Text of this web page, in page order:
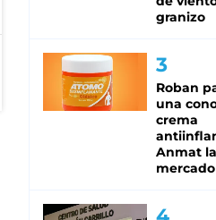
granizo
Roban
una
crema
Anmat
mercado